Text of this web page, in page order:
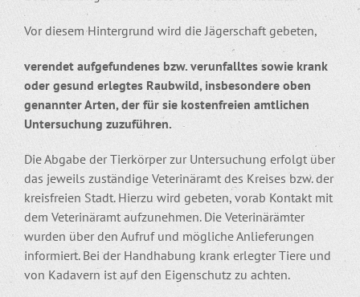
Vor diesem Hintergrund wird die Jägerschaft gebeten,
verendet aufgefundenes bzw. verunfalltes sowie krank
oder gesund erlegtes Raubwild, insbesondere oben
genannter Arten, der für sie kostenfreien amtlichen
Untersuchung zuzuführen.
Die Abgabe der Tierkörper zur Untersuchung erfolgt über
das jeweils zuständige Veterinäramt des Kreises bzw. der
kreisfreien Stadt. Hierzu wird gebeten, vorab Kontakt mit
dem Veterinäramt aufzunehmen. Die Veterinärämter
wurden über den Aufruf und mögliche Anlieferungen
informiert. Bei der Handhabung krank erlegter Tiere und
von Kadavern ist auf den Eigenschutz zu achten.